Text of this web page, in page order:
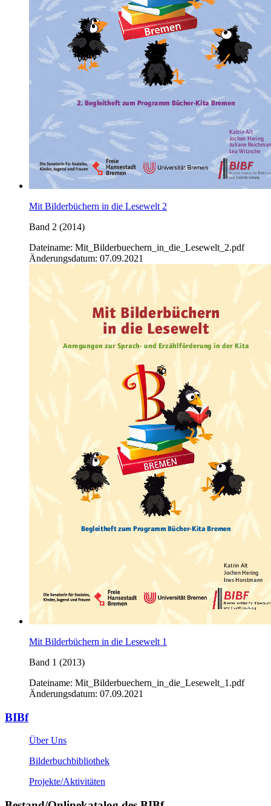
Mit Bilderbüchern in die Lesewelt 2
Band 2 (2014)
Dateiname: Mit_Bilderbuechern_in_die_Lesewelt_2.pdf
Änderungsdatum: 07.09.2021
Mit Bilderbüchern in die Lesewelt 1
Band 1 (2013)
Dateiname: Mit_Bilderbuechern_in_die_Lesewelt_1.pdf
Änderungsdatum: 07.09.2021
BIBf
Über Uns
Bilderbuchbibliothek
Projekte/Aktivitäten